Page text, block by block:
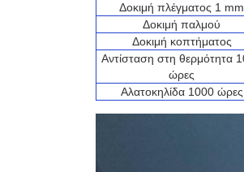
Δοκιμή πλέγματος 1 mm
Δοκιμή παλμού
Δοκιμή κοπτήματος
Αντίσταση στη θερμότητα
ώρες
Αλατοκηλίδα 1000 ώρες